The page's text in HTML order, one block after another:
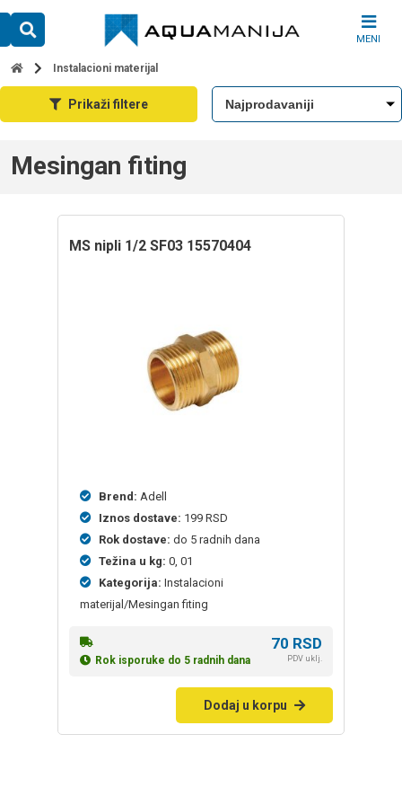
content
MENI
Instalacioni materijal
Prikaži filtere
Mesingan fiting
MS nipli 1/2 SF03 15570404
Brend: Adell
Iznos dostave: 199 RSD
Rok dostave: do 5 radnih dana
Težina u kg: 0, 01
Kategorija: Instalacioni
materijal/Mesingan fiting
Rok isporuke do 5 radnih dana
70 RSD
PDV uklj.
Dodaj u korpu